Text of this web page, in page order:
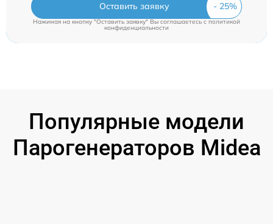
Оставить заявку
Нажимая на кнопку "Оставить заявку" Вы соглашаетесь c политикой
конфиденциальности
Популярные модели
Парогенераторов Midea